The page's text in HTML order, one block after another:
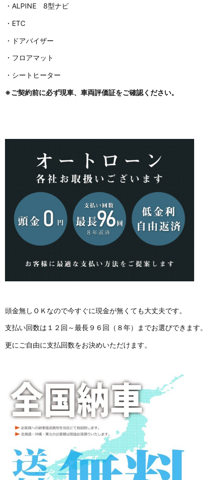
・ALPINE 8型ナビ
・ETC
・ドアバイザー
・フロアマット
・シートヒーター
※ご契約前に必ず現車、車両評価証をご確認ください。
頭金無しＯＫなので今すぐに現金が無くても大丈夫です。
支払い回数は１２回～最長９６回（８年）までお選びできます。
更にご自由に支払回数をお決めいただけます。